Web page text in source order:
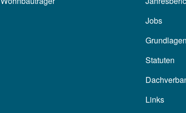
Jobs
Grundlagen
Statuten
Links